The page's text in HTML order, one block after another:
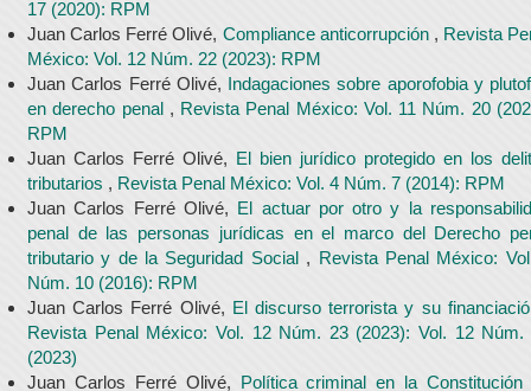
17 (2020): RPM
Juan Carlos Ferré Olivé, Compliance anticorrupción , Revista
México: Vol. 12 Núm. 22 (2023): RPM
Juan Carlos Ferré Olivé, Indagaciones sobre aporofobia y
en derecho penal , Revista Penal México: Vol. 11 Núm. 20
RPM
Juan Carlos Ferré Olivé, El bien jurídico protegido en los
tributarios , Revista Penal México: Vol. 4 Núm. 7 (2014): RPM
Juan Carlos Ferré Olivé, El actuar por otro y la
penal de las personas jurídicas en el marco del Derecho
tributario y de la Seguridad Social , Revista Penal México:
Núm. 10 (2016): RPM
Juan Carlos Ferré Olivé, El discurso terrorista y su
Revista Penal México: Vol. 12 Núm. 23 (2023): Vol. 12 Núm.
(2023)
Juan Carlos Ferré Olivé, Política criminal en la Constitución